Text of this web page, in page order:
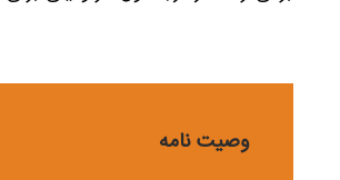
وصیت نامه